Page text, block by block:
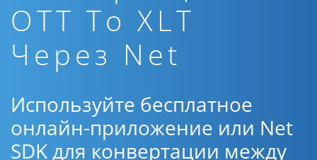
OTT To XLT
Через Net
Используйте бесплатное
онлайн-приложение или Net
SDK для конвертации между